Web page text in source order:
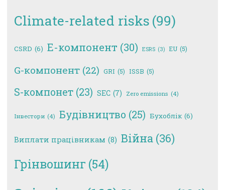
Climate-related risks (99)
CSRD (6) E-компонент (30) ESRS (3) EU (5)
G-компонент (22) GRI (5) ISSB (5)
S-компонет (23) SEC (7) Zero emissions (4)
Інвестори (4) Будівництво (25) Бухоблік (6)
Виплати працівникам (8) Війна (36)
Грінвошинг (54)